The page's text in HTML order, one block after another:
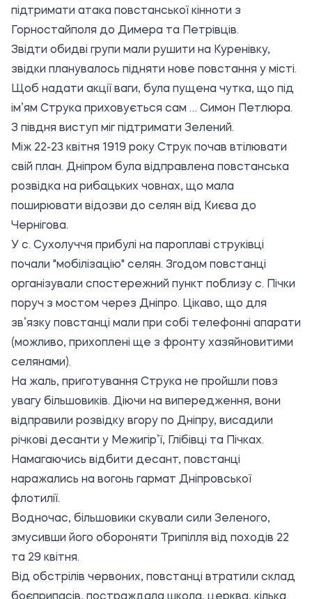
підтримати атака повстанської кінноти з
Горностайполя до Димера та Петрівців.
Звідти обидві групи мали рушити на Куренівку,
звідки планувалось підняти нове повстання у місті.
Щоб надати акції ваги, була пущена чутка, що під
ім’ям Струка приховується сам … Симон Петлюра.
З півдня виступ міг підтримати Зелений.
Між 22-23 квітня 1919 року Струк почав втілювати
свій план. Дніпром була відправлена повстанська
розвідка на рибацьких човнах, що мала
поширювати відозви до селян від Києва до
Чернігова.
У с. Сухолуччя прибулі на пароплаві струківці
почали "мобілізацію" селян. Згодом повстанці
організували спостережний пункт поблизу с. Пічки
поруч з мостом через Дніпро. Цікаво, що для
зв’язку повстанці мали при собі телефонні апарати
(можливо, прихоплені ще з фронту хазяйновитими
селянами).
На жаль, приготування Струка не пройшли повз
увагу більшовиків. Діючи на випередження, вони
відправили розвідку вгору по Дніпру, висадили
річкові десанти у Межигір’ї, Глібівці та Пічках.
Намагаючись відбити десант, повстанці
наражались на вогонь гармат Дніпровської
флотилії.
Водночас, більшовики скували сили Зеленого,
змусивши його обороняти Трипілля від походів 22
та 29 квітня.
Від обстрілів червоних, повстанці втратили склад
боєприпасів, постраждала школа, церква, кілька